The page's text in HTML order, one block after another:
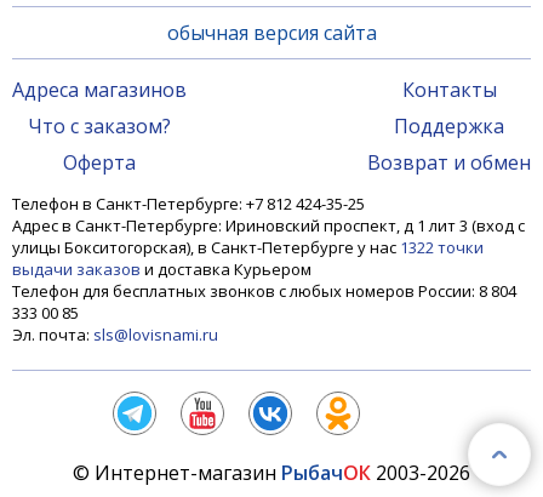
Мягкие приманки Narval Choppy Tail 16cm #023-
570 ₽
обычная версия сайта
Адреса магазинов
Что с заказом?
Оферта
Контакты
Поддержка
Возврат и обмен
Телефон в Санкт-Петербурге: +7 812 424-35-25
Адрес в Санкт-Петербурге: Ириновский проспект, д 1 лит 3 (вход с
улицы Бокситогорская), в Санкт-Петербурге у нас 1322 точки
выдачи заказов и доставка Курьером
Телефон для бесплатных звонков с любых номеров России: 8 804
333 00 85
Эл. почта: sls@lovisnami.ru
© Интернет-магазин РыбачОК 2003-2026